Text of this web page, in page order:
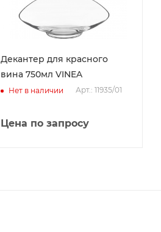
Декантер для красного
вина 750мл VINEA
Нет в наличии Арт.: 11935/01
Цена по запросу